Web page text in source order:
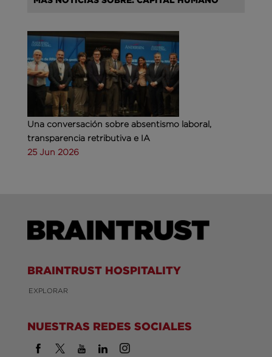
Una conversación sobre absentismo laboral,
transparencia retributiva e IA
25 Jun 2026
BRAINTRUST HOSPITALITY
EXPLORAR
NUESTRAS REDES SOCIALES